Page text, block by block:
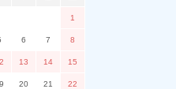
1
6 7 8
13 14 15
20 21 22